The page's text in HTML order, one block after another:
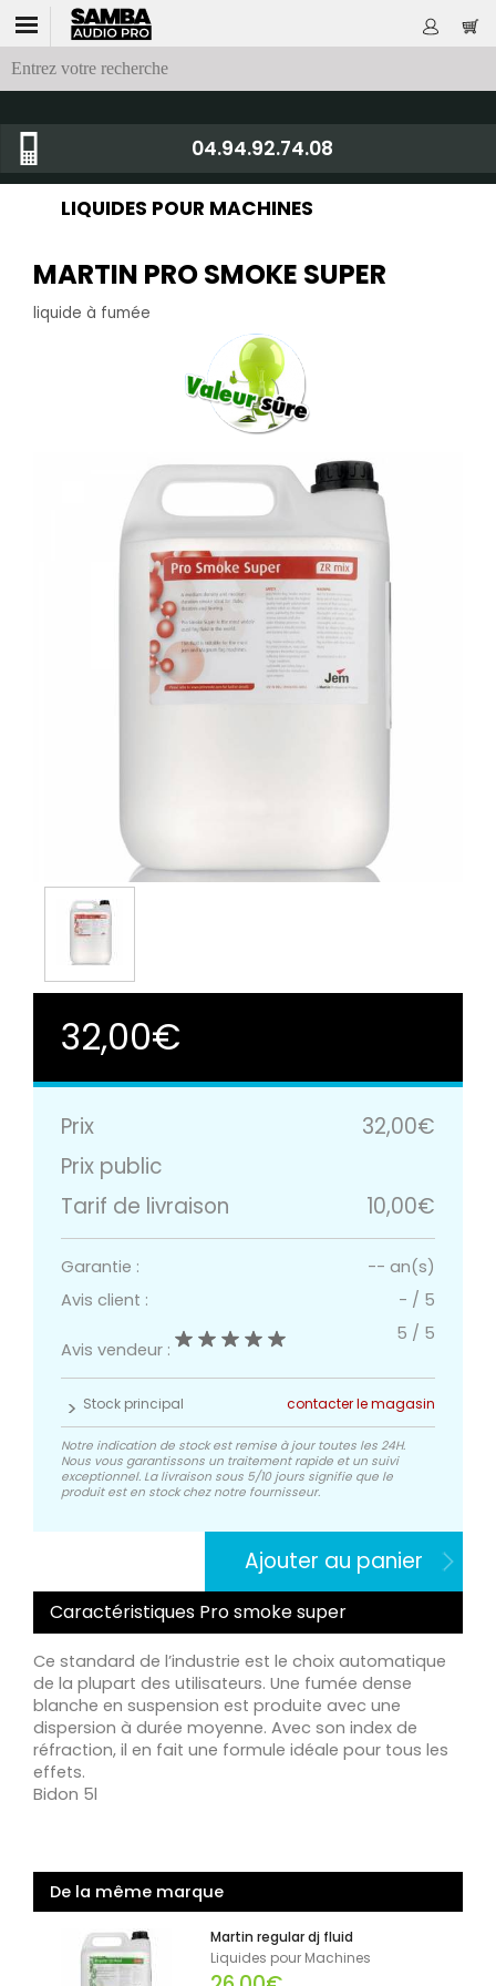
04.94.92.74.08
LIQUIDES POUR MACHINES
MARTIN PRO SMOKE SUPER
liquide à fumée
32,00€
Prix
32,00€
Prix public
Tarif de livraison
10,00€
Garantie :
-- an(s)
Avis client :
- / 5
Avis vendeur :
5 / 5
Stock principal contacter le magasin
Notre indication de stock est remise à jour toutes les 24H.
Nous vous garantissons un traitement rapide et un suivi
exceptionnel. La livraison sous 5/10 jours signifie que le
produit est en stock chez notre fournisseur.
Ajouter au panier
Caractéristiques Pro smoke super
Ce standard de l’industrie est le choix automatique
de la plupart des utilisateurs. Une fumée dense
blanche en suspension est produite avec une
dispersion à durée moyenne. Avec son index de
réfraction, il en fait une formule idéale pour tous les
effets.
Bidon 5l
De la même marque
Martin regular dj fluid
Liquides pour Machines